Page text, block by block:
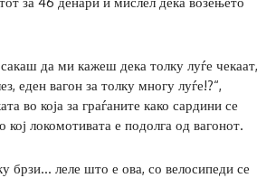
сакаш да ми кажеш дека толку луѓе чекаат,
еден вагон за толку многу луѓе!?“,
во која за граѓаните како сардини се
кој локомотивата е подолга од вагонот.
брзи… леле што е ова, со велосипеди се